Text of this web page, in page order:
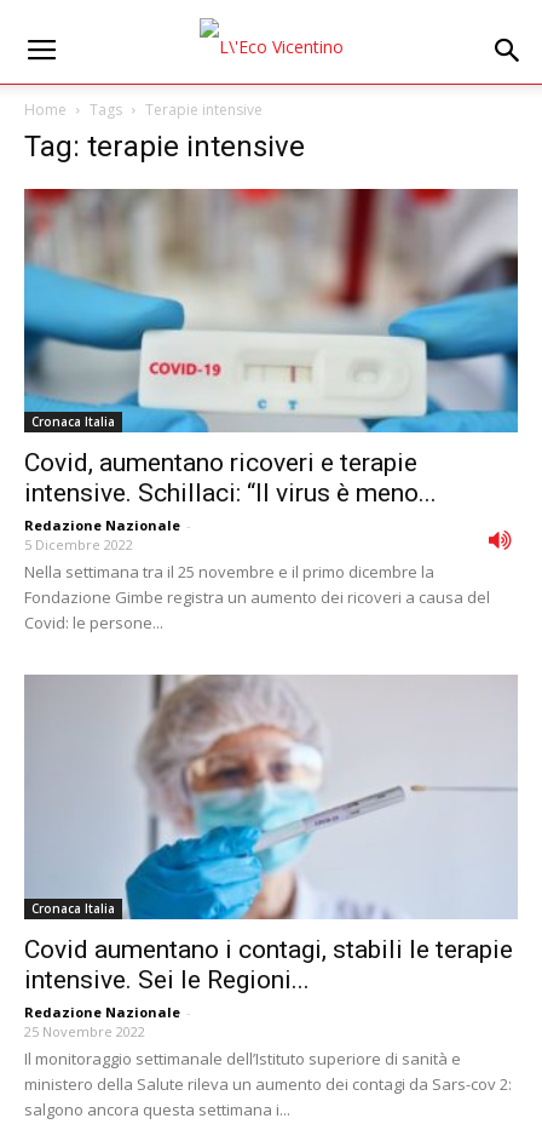
Home Tags Terapie intensive
Tag: terapie intensive
Cronaca Italia
Covid, aumentano ricoveri e terapie
intensive. Schillaci: “Il virus è meno...
Redazione Nazionale -
5 Dicembre 2022
Nella settimana tra il 25 novembre e il primo dicembre la
Fondazione Gimbe registra un aumento dei ricoveri a causa del
Covid: le persone...
Cronaca Italia
Covid aumentano i contagi, stabili le terapie
intensive. Sei le Regioni...
Redazione Nazionale -
25 Novembre 2022
Il monitoraggio settimanale dell’Istituto superiore di sanità e
ministero della Salute rileva un aumento dei contagi da Sars-cov 2:
salgono ancora questa settimana i...